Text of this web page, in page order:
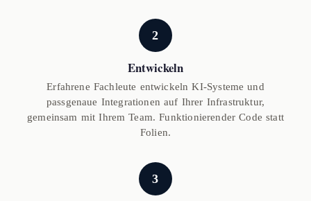
2
Entwickeln
Erfahrene Fachleute entwickeln KI-Systeme und
passgenaue Integrationen auf Ihrer Infrastruktur,
gemeinsam mit Ihrem Team. Funktionierender Code statt
Folien.
3